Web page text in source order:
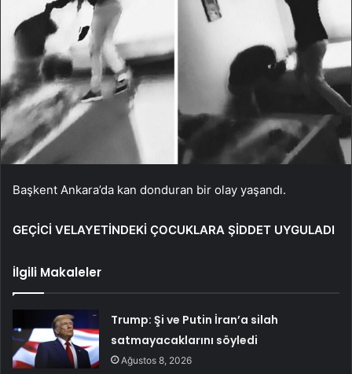
Başkent Ankara’da kan donduran bir olay yaşandı.
GEÇİCİ VELAYETİNDEKİ ÇOCUKLARA ŞİDDET UYGULADI
İlgili Makaleler
Trump: Şi ve Putin İran’a silah
satmayacaklarını söyledi
Ağustos 8, 2026